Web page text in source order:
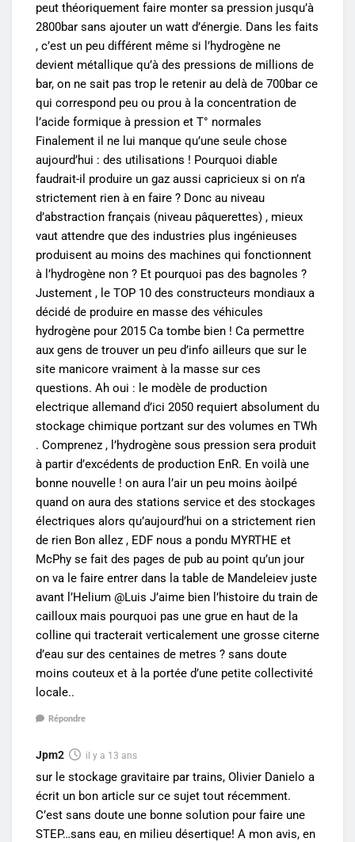
peut théoriquement faire monter sa pression jusqu’à
2800bar sans ajouter un watt d’énergie. Dans les faits
, c’est un peu différent même si l’hydrogène ne
devient métallique qu’à des pressions de millions de
bar, on ne sait pas trop le retenir au delà de 700bar ce
qui correspond peu ou prou à la concentration de
l’acide formique à pression et T° normales
Finalement il ne lui manque qu’une seule chose
aujourd’hui : des utilisations ! Pourquoi diable
faudrait-il produire un gaz aussi capricieux si on n’a
strictement rien à en faire ? Donc au niveau
d’abstraction français (niveau pâquerettes) , mieux
vaut attendre que des industries plus ingénieuses
produisent au moins des machines qui fonctionnent
à l’hydrogène non ? Et pourquoi pas des bagnoles ?
Justement , le TOP 10 des constructeurs mondiaux a
décidé de produire en masse des véhicules
hydrogène pour 2015 Ca tombe bien ! Ca permettre
aux gens de trouver un peu d’info ailleurs que sur le
site manicore vraiment à la masse sur ces
questions. Ah oui : le modèle de production
electrique allemand d’ici 2050 requiert absolument du
stockage chimique portzant sur des volumes en TWh
. Comprenez , l’hydrogène sous pression sera produit
à partir d’excédents de production EnR. En voilà une
bonne nouvelle ! on aura l’air un peu moins àoilpé
quand on aura des stations service et des stockages
électriques alors qu’aujourd’hui on a strictement rien
de rien Bon allez , EDF nous a pondu MYRTHE et
McPhy se fait des pages de pub au point qu’un jour
on va le faire entrer dans la table de Mandeleiev juste
avant l’Helium @Luis J’aime bien l’histoire du train de
cailloux mais pourquoi pas une grue en haut de la
colline qui tracterait verticalement une grosse citerne
d’eau sur des centaines de metres ? sans doute
moins couteux et à la portée d’une petite collectivité
locale..
Répondre
Jpm2 il y a 13 ans
sur le stockage gravitaire par trains, Olivier Danielo a
écrit un bon article sur ce sujet tout récemment.
C’est sans doute une bonne solution pour faire une
STEP…sans eau, en milieu désertique! A mon avis, en